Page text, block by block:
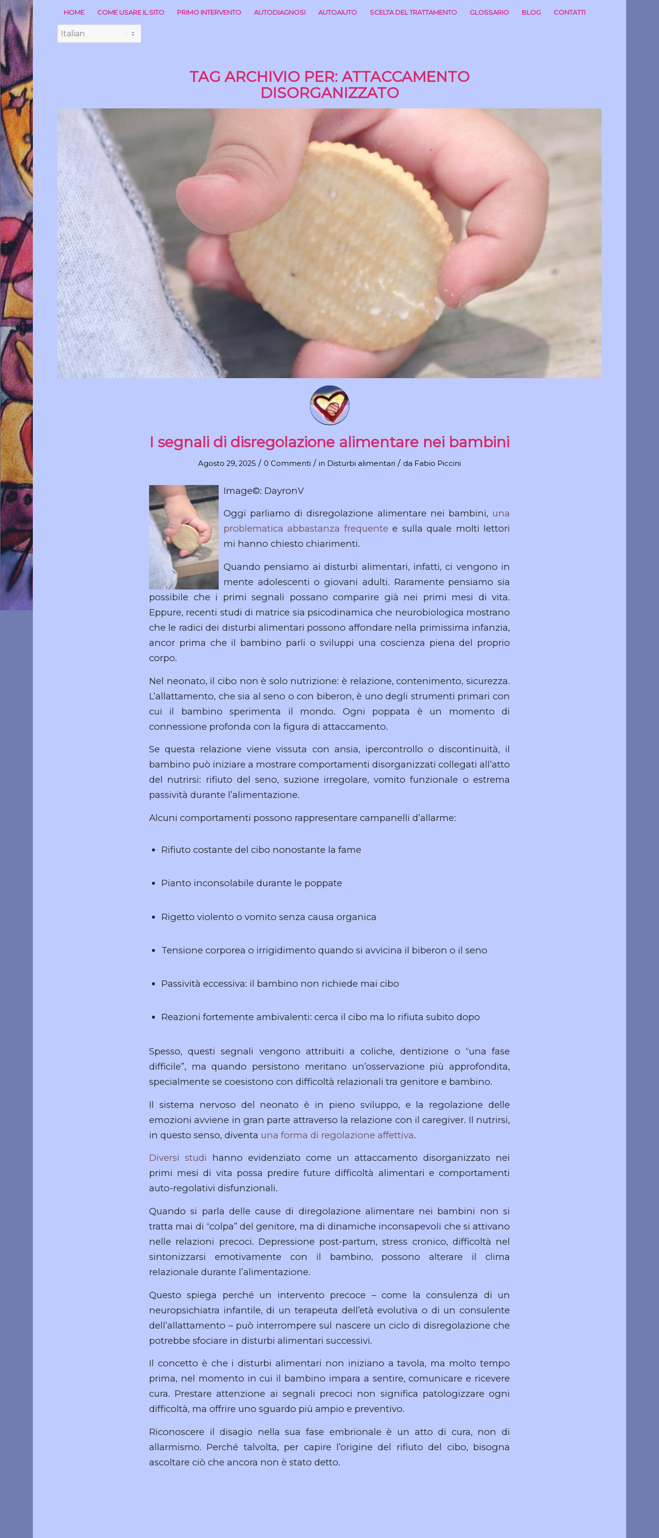
HOME COME USARE IL SITO PRIMO INTERVENTO AUTODIAGNOSI AUTOAIUTO SCELTA DEL TRATTAMENTO GLOSSARIO BLOG CONTATTI
TAG ARCHIVIO PER: ATTACCAMENTO
DISORGANIZZATO
I segnali di disregolazione alimentare nei bambini
Agosto 29, 2025 / 0 Commenti / in Disturbi alimentari / da Fabio Piccini
Image©: DayronV
Oggi parliamo di disregolazione alimentare nei bambini, una
problematica abbastanza frequente e sulla quale molti lettori
mi hanno chiesto chiarimenti.
Quando pensiamo ai disturbi alimentari, infatti, ci vengono in
mente adolescenti o giovani adulti. Raramente pensiamo sia
possibile che i primi segnali possano comparire già nei primi mesi di vita.
Eppure, recenti studi di matrice sia psicodinamica che neurobiologica mostrano
che le radici dei disturbi alimentari possono affondare nella primissima infanzia,
ancor prima che il bambino parli o sviluppi una coscienza piena del proprio
corpo.
Nel neonato, il cibo non è solo nutrizione: è relazione, contenimento, sicurezza.
L’allattamento, che sia al seno o con biberon, è uno degli strumenti primari con
cui il bambino sperimenta il mondo. Ogni poppata è un momento di
connessione profonda con la figura di attaccamento.
Se questa relazione viene vissuta con ansia, ipercontrollo o discontinuità, il
bambino può iniziare a mostrare comportamenti disorganizzati collegati all’atto
del nutrirsi: rifiuto del seno, suzione irregolare, vomito funzionale o estrema
passività durante l’alimentazione.
Alcuni comportamenti possono rappresentare campanelli d’allarme:
Rifiuto costante del cibo nonostante la fame
Pianto inconsolabile durante le poppate
Rigetto violento o vomito senza causa organica
Tensione corporea o irrigidimento quando si avvicina il biberon o il seno
Passività eccessiva: il bambino non richiede mai cibo
Reazioni fortemente ambivalenti: cerca il cibo ma lo rifiuta subito dopo
Spesso, questi segnali vengono attribuiti a coliche, dentizione o “una fase
difficile”, ma quando persistono meritano un’osservazione più approfondita,
specialmente se coesistono con difficoltà relazionali tra genitore e bambino.
Il sistema nervoso del neonato è in pieno sviluppo, e la regolazione delle
emozioni avviene in gran parte attraverso la relazione con il caregiver. Il nutrirsi,
in questo senso, diventa una forma di regolazione affettiva.
Diversi studi hanno evidenziato come un attaccamento disorganizzato nei
primi mesi di vita possa predire future difficoltà alimentari e comportamenti
auto-regolativi disfunzionali.
Quando si parla delle cause di diregolazione alimentare nei bambini non si
tratta mai di “colpa” del genitore, ma di dinamiche inconsapevoli che si attivano
nelle relazioni precoci. Depressione post-partum, stress cronico, difficoltà nel
sintonizzarsi emotivamente con il bambino, possono alterare il clima
relazionale durante l’alimentazione.
Questo spiega perché un intervento precoce – come la consulenza di un
neuropsichiatra infantile, di un terapeuta dell’età evolutiva o di un consulente
dell’allattamento – può interrompere sul nascere un ciclo di disregolazione che
potrebbe sfociare in disturbi alimentari successivi.
Il concetto è che i disturbi alimentari non iniziano a tavola, ma molto tempo
prima, nel momento in cui il bambino impara a sentire, comunicare e ricevere
cura. Prestare attenzione ai segnali precoci non significa patologizzare ogni
difficoltà, ma offrire uno sguardo più ampio e preventivo.
Riconoscere il disagio nella sua fase embrionale è un atto di cura, non di
allarmismo. Perché talvolta, per capire l’origine del rifiuto del cibo, bisogna
ascoltare ciò che ancora non è stato detto.